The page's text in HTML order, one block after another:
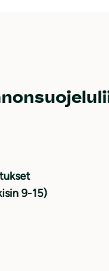
9-15)